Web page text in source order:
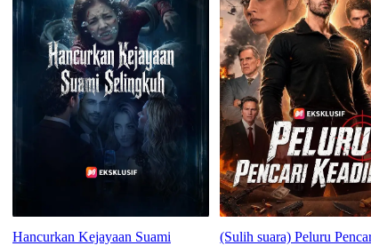
Hancurkan Kejayaan Suami
(Sulih suara) Peluru